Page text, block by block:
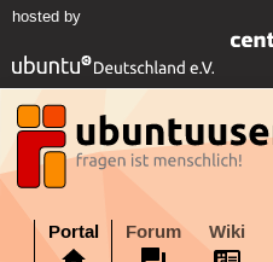
hosted by
Portal Forum Wiki